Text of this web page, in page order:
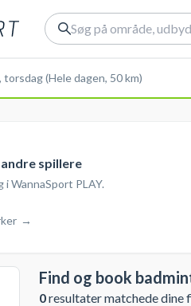
torsdag (Hele dagen, 50 km)
spillere
WannaSport PLAY.
→
Find og book
0resultater matchede dine